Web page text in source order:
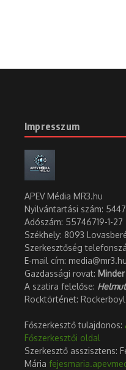
Impresszum
APEV Média MR3.hu
Nyilvántartási szám:
Adószám: 55746719-1-27
Székhely: 8093
Szerkesztőség
E-mail cím: media@mr3.hu
Gazdassági rovat:
A szatira felelőse:
Rocktörténet:
Főszerkesztő tulajdonos:
Főszerkesztői oldal
Szerkesztő asszisztens:
Mária